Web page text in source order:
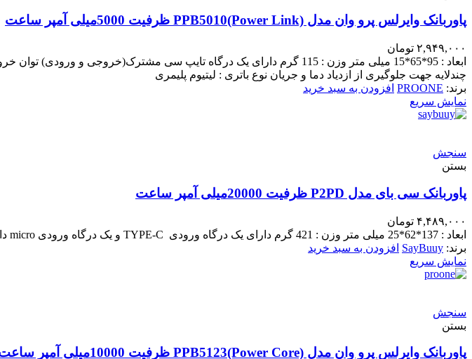
پاوربانک وایرلس پرو وان مدل PPB5010(Power Link) ظرفیت 5000میلی آمپر ساعت
۲,۹۴۹,۰۰۰ تومان
چندلایه جهت جلوگیری از ازدیاد دما و جریان نوع باتری : لیتیوم پلیمری
برند: PROONE افزودن به سبد خرید
نمایش سریع
سنجش
بستن
پاوربانک سی بای مدل P2PD ظرفیت 20000میلی آمپر ساعت
۴,۴۸۹,۰۰۰ تومان
ابعاد : 137*62*25 میلی متر وزن : 421 گرم دارای یک درگاه ورودی TYPE-C و یک درگاه ورودی micro دارای دو درگاه خروجی USB-A حداکثر توان خروجی : 22.5 وات دارای نمایشگر LED
برند: SayBuuy افزودن به سبد خرید
نمایش سریع
سنجش
بستن
پاوربانک وایرلس پرو وان مدل PPB5123(Power Core) ظرفیت 10000میلی آمپر ساعت